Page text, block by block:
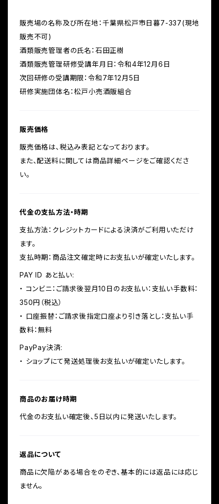
販売場の名称及び所在地：千葉県松戸市日暮7-337(現地
販売不可)
酒類販売管理者の氏名：石田正樹
酒類販売管理研修受講年月日：令和4年12月6日
次回研修の受講期限：令和7年12月5日
研修実施団体名：松戸小売酒販組合
販売価格
販売価格は、税込み表記となっております。
また、配送料に関しては商品詳細ページをご確認くださ
い。
代金の支払方法・時期
支払方法：クレジットカードによる決済がご利用いただけ
ます。
支払時期：商品注文確定時にお支払いが確定いたします。
PAY ID あと払い:
・ コンビニ：ご請求後翌月10日のお支払い：支払い手数料：
350円（税込）
・ 口座振替：ご請求後指定口座より引き落とし：支払い手
数料：無料
PayPay決済:
・ ショップにて発送処理後お支払いが確定いたします。
商品のお届け時期
代金のお支払い確定後、5日以内に発送いたします。
返品について
商品に欠陥がある場合をのぞき、基本的には返品には応じ
ません。